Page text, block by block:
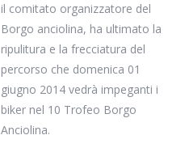
il comitato organizzatore del
Borgo anciolina, ha ultimato la
ripulitura e la frecciatura del
percorso che domenica 01
giugno 2014 vedrà impeganti i
biker nel 10 Trofeo Borgo
Anciolina.